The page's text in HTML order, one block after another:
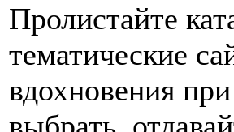
Пролистайте
тематические
вдохновения